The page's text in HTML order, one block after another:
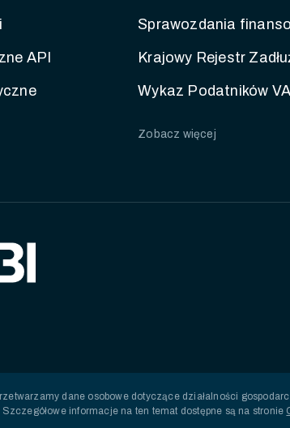
API
Sprawozdania
Krajowy Rejestr
Wykaz Podatników
Zobacz więcej
dane osobowe dotyczące działalności
informacje na ten temat dostępne są na stronie